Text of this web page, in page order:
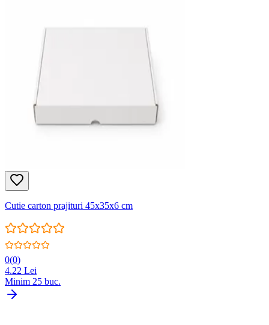
Cutie carton prajituri 45x35x6 cm
0(0)
4.22 Lei
Minim 25 buc.